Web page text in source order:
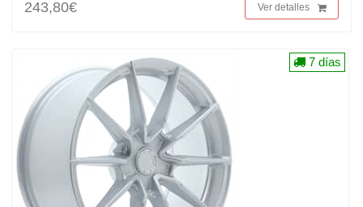
243,80€
Ver detalles
7 días